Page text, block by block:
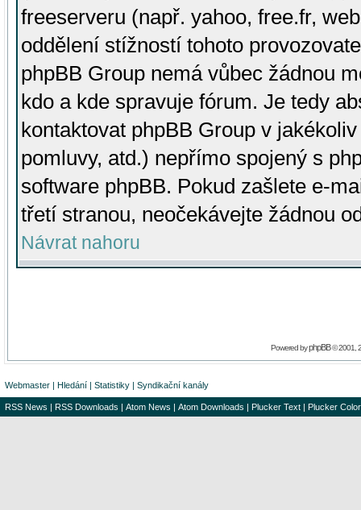
freeserveru (např. yahoo, free.fr,
oddělení stížností tohoto
phpBB Group nemá vůbec žádnou
kdo a kde spravuje fórum. Je tedy
kontaktovat phpBB Group v
pomluvy, atd.) nepřímo spojený s
software phpBB. Pokud zašlete e-
třetí stranou, neočekávejte žádnou
Návrat nahoru
Powered byphpBB© 2001,
Webmaster | Hledání | Statistiky | Syndikační kanály
RSS News | RSS Downloads | Atom News | Atom Downloads | Plucker Text | Plucker Color